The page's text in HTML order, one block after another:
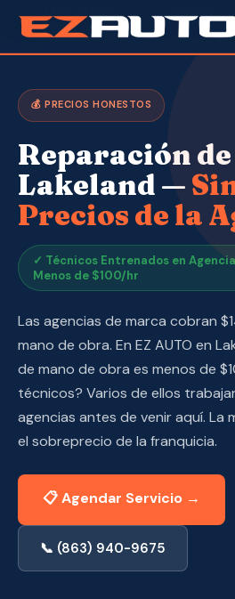
Abierto a Todos
FL ·
Hacer un
CPI
Servicio y
Contacto
Aplique Ahora —
💰 PRECIOS HONESTOS
Reparación
Lakeland —
Precios de la
✓ Técnicos Entrenados en
Menos de $100/hr
Las agencias de marca cobran
mano de obra. En EZ AUTO en
de mano de obra es menos de
técnicos? Varios de ellos
agencias antes de venir aquí. La
el sobreprecio de la franquicia.
📋 Agendar Servicio →
📞 (863) 940-9675